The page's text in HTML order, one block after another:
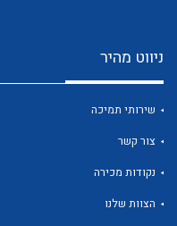
לכל מוצרי היצרן
ניווט מהיר
שירותי תמיכה
צור קשר
נקודות מכירה
הצוות שלנו